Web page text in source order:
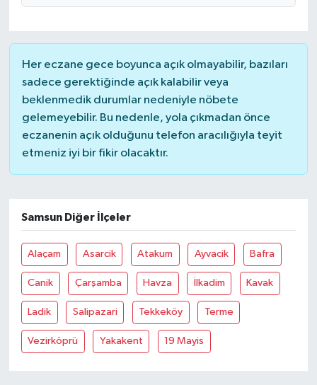
Her eczane gece boyunca açık olmayabilir, bazıları
sadece gerektiğinde açık kalabilir veya
beklenmedik durumlar nedeniyle nöbete
gelemeyebilir. Bu nedenle, yola çıkmadan önce
eczanenin açık olduğunu telefon aracılığıyla teyit
etmeniz iyi bir fikir olacaktır.
Samsun Diğer İlçeler
Alaçam Asarcik Atakum Ayvacik Bafra
Canik Çarşamba Havza İlkadim Kavak
Ladik Salipazari Tekkeköy Terme
Vezirköprü Yakakent 19 Mayis